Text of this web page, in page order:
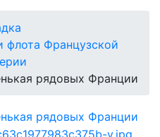
флота Французской
рядовых Франции